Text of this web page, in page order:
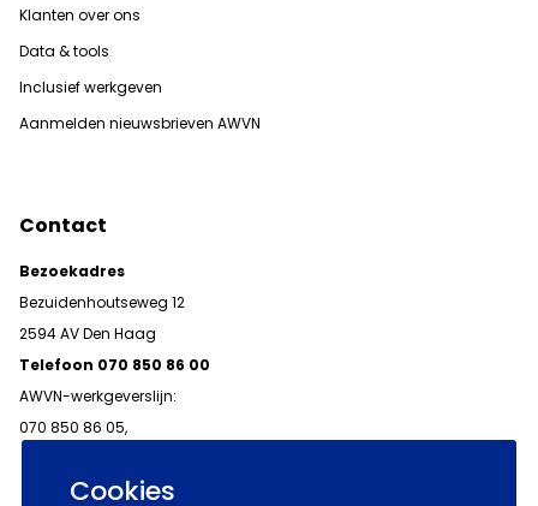
Cookies
Klanten over ons
Data & tools
Inclusief werkgeven
Aanmelden nieuwsbrieven AWVN
Contact
Bezoekadres
Bezuidenhoutseweg 12
2594 AV Den Haag
Telefoon 070 850 86 00
AWVN-werkgeverslijn:
070 850 86 05,